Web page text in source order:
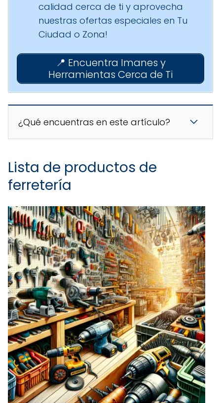
calidad cerca de ti y aprovecha
nuestras ofertas especiales en Tu
Ciudad o Zona!
📍 Encuentra Imanes y
Herramientas Cerca de Ti
¿Qué encuentras en este artículo?
Lista de productos de
ferretería